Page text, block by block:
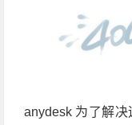
anydesk 为了解